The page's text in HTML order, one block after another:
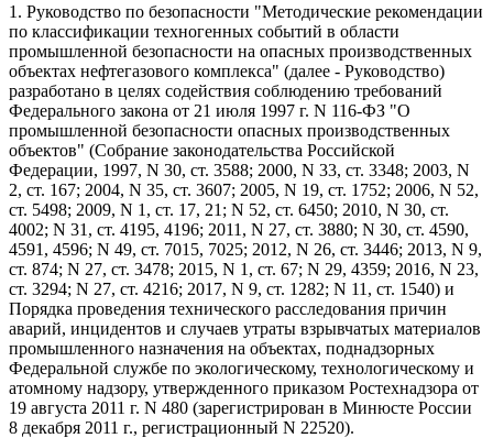
1. Руководство по безопасности "Методические рекомендации
по классификации техногенных событий в области
промышленной безопасности на опасных производственных
объектах нефтегазового комплекса" (далее - Руководство)
разработано в целях содействия соблюдению требований
Федерального закона от 21 июля 1997 г. N 116-ФЗ "О
промышленной безопасности опасных производственных
объектов" (Собрание законодательства Российской
Федерации, 1997, N 30, ст. 3588; 2000, N 33, ст. 3348; 2003, N
2, ст. 167; 2004, N 35, ст. 3607; 2005, N 19, ст. 1752; 2006, N 52,
ст. 5498; 2009, N 1, ст. 17, 21; N 52, ст. 6450; 2010, N 30, ст.
4002; N 31, ст. 4195, 4196; 2011, N 27, ст. 3880; N 30, ст. 4590,
4591, 4596; N 49, ст. 7015, 7025; 2012, N 26, ст. 3446; 2013, N 9,
ст. 874; N 27, ст. 3478; 2015, N 1, ст. 67; N 29, 4359; 2016, N 23,
ст. 3294; N 27, ст. 4216; 2017, N 9, ст. 1282; N 11, ст. 1540) и
Порядка проведения технического расследования причин
аварий, инцидентов и случаев утраты взрывчатых материалов
промышленного назначения на объектах, поднадзорных
Федеральной службе по экологическому, технологическому и
атомному надзору, утвержденного приказом Ростехнадзора от
19 августа 2011 г. N 480 (зарегистрирован в Минюсте России
8 декабря 2011 г., регистрационный N 22520).